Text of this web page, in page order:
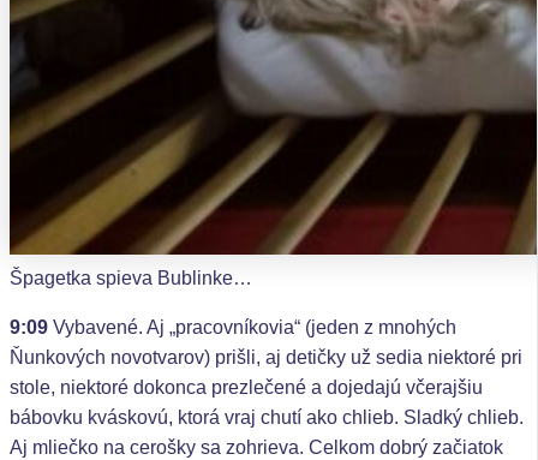
Špagetka spieva Bublinke…
9:09 Vybavené. Aj „pracovníkovia“ (jeden z mnohých
Ňunkových novotvarov) prišli, aj detičky už sedia niektoré pri
stole, niektoré dokonca prezlečené a dojedajú včerajšiu
bábovku kváskovú, ktorá vraj chutí ako chlieb. Sladký chlieb.
Aj mliečko na cerošky sa zohrieva. Celkom dobrý začiatok